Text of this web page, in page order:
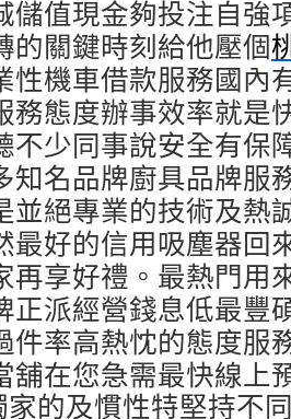
儲值現金夠投注自強
的關鍵時刻給他壓個
性機車借款服務國內
務態度辦事效率就是
不少同事說安全有保
知名品牌廚具品牌服
並絕專業的技術及熱
最好的信用吸塵器回
再享好禮。最熱門用
正派經營錢息低最豐
件率高熱忱的態度服
舖在您急需最快線上
家的及慣性特堅持不